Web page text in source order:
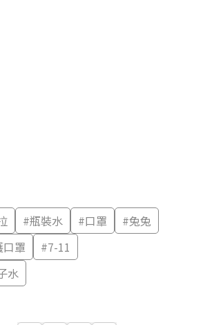
#瓶裝水 #口罩 #兔兔
口罩 #7-11
水